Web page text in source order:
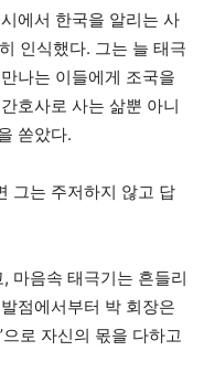
에서 한국을 알리는 사
인식했다. 그는 늘 태극
나는 이들에게 조국을
호사로 사는 삶뿐 아니
쏟았다.
그는 주저하지 않고 답
마음속 태극기는 흔들리
점에서부터 박 회장은
으로 자신의 몫을 다하고